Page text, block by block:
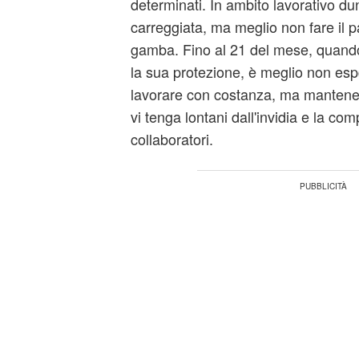
carreggiata, ma meglio non fare il
gamba. Fino al 21 del mese,
la sua protezione, è meglio non
lavorare con costanza, ma
vi tenga lontani dall'invidia e la
collaboratori.